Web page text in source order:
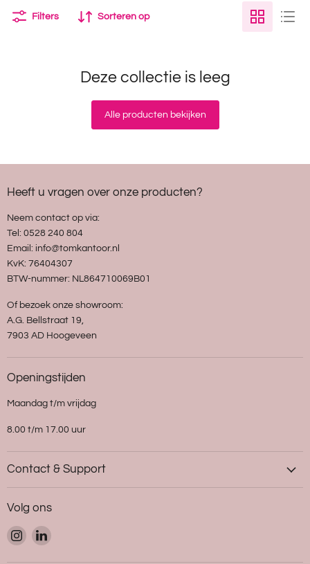
Filters Sorteren op
Deze collectie is leeg
Alle producten bekijken
Heeft u vragen over onze producten?
Neem contact op via:
Tel: 0528 240 804
Email: info@tomkantoor.nl
KvK: 76404307
BTW-nummer: NL864710069B01
Of bezoek onze showroom:
A.G. Bellstraat 19,
7903 AD Hoogeveen
Openingstijden
Maandag t/m vrijdag
8.00 t/m 17.00 uur
Contact & Support
Volg ons
Vind
ons
Vind